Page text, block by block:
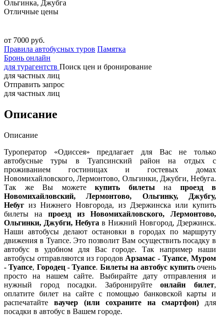
Ольгинка, Джубга
Отличные цены
от 7000 руб.
Правила автобусных туров Памятка
Бронь онлайн
для турагентств Поиск цен и бронирование
для частных лиц
Отправить запрос
для частных лиц
Описание
Описание
Туроператор «Одиссея» предлагает для Вас не только
автобусные туры в Туапсинский район на отдых с
проживанием гостиницах и гостевых домах
Новомихайловского, Лермонтово, Ольгинки, Джубги, Небуга.
Так же Вы можете купить билеты на проезд в
Новомихайловский, Лермонтово, Ольгинку, Джубгу,
Небуг из Нижнего Новгорода, из Дзержинска или купить
билеты на проезд из Новомихайловского, Лермонтово,
Ольгинки, Джубги, Небуга в Нижний Новгород, Дзержинск.
Наши автобусы делают остановки в городах по маршруту
движения в Туапсе. Это позволит Вам осуществить посадку в
автобус в удобном для Вас городе. Так например наши
автобусы отправляются из городов Арзамас - Туапсе,Муром
- Туапсе, Городец - Туапсе. Билеты на автобус купитьочень
просто на нашем сайте. Выбирайте дату отправления и
нужный город посадки. Забронируйтеонлайн билет,
оплатите билет на сайте с помощью банковской карты и
распечатайте ваучер (или сохраните на смартфон) для
посадки в автобус в Вашем городе.